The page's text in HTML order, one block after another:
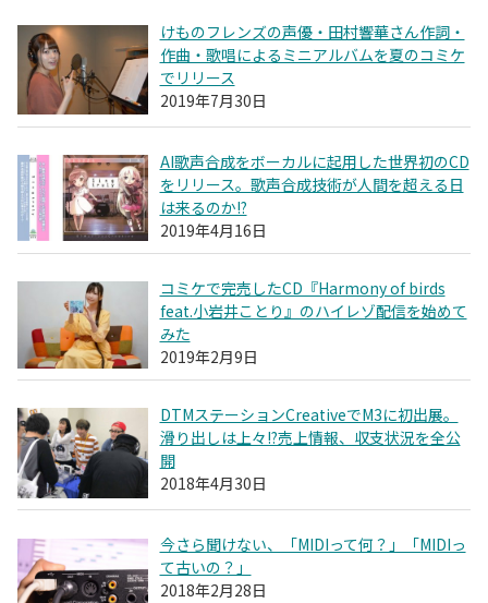
けものフレンズの声優・田村響華さん作詞・
作曲・歌唱によるミニアルバムを夏のコミケ
でリリース
2019年7月30日
AI歌声合成をボーカルに起用した世界初のCD
をリリース。歌声合成技術が人間を超える日
は来るのか!?
2019年4月16日
コミケで完売したCD『Harmony of birds
feat.小岩井ことり』のハイレゾ配信を始めて
みた
2019年2月9日
DTMステーションCreativeでM3に初出展。
滑り出しは上々!?売上情報、収支状況を全公
開
2018年4月30日
今さら聞けない、「MIDIって何？」「MIDIっ
て古いの？」
2018年2月28日